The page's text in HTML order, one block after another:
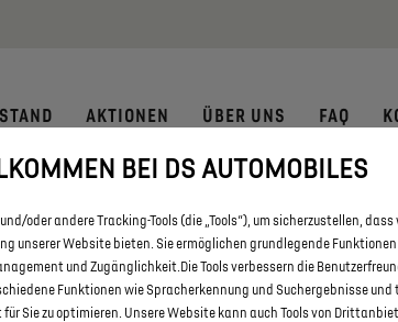
AKTIONEN ÜBER UNS FAQ
DS 3 CROSSBACK
BEI DS AUTOMOBILES
oder andere Tracking-Tools (die „Tools“), um sicherzustellen, dass
unserer Website bieten. Sie ermöglichen grundlegende
und Zugänglichkeit.Die Tools verbessern die
Funktionen wie Spracherkennung und Suchergebnisse und
für Sie zu optimieren. Unsere Website kann auch Tools von